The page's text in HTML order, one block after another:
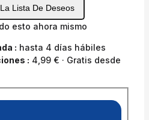
Lista De Deseos
esto ahora mismo
: hasta 4 días hábiles
: 4,99 € · Gratis desde